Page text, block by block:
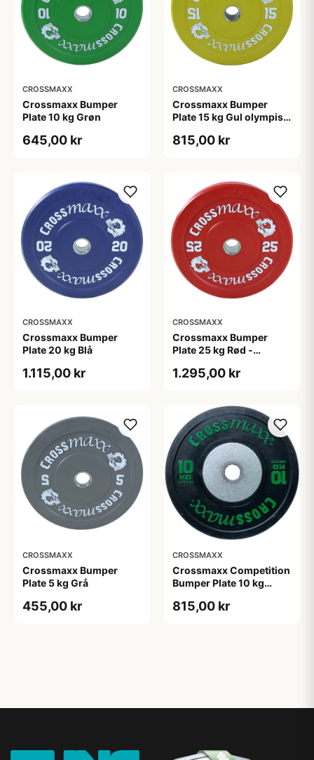
CROSSMAXX
Crossmaxx Bumper
Plate 10 kg Grøn
645,00 kr
CROSSMAXX
Crossmaxx Bumper
Plate 15 kg Gul olympisk
815,00 kr
CROSSMAXX
Crossmaxx Bumper
Plate 20 kg Blå
1.115,00 kr
CROSSMAXX
Crossmaxx Bumper
Plate 25 kg Rød -
cm, 50 mm hul
1.295,00 kr
CROSSMAXX
Crossmaxx Bumper
Plate 5 kg Grå
455,00 kr
CROSSMAXX
Crossmaxx Competition
Bumper Plate 10 kg
815,00 kr